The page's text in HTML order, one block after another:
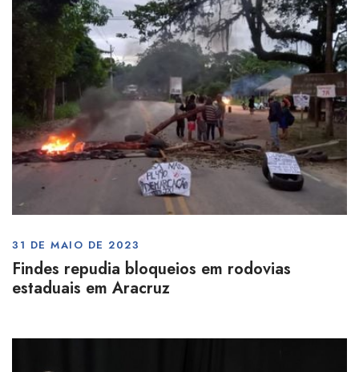
31 DE MAIO DE 2023
Findes repudia bloqueios em rodovias
estaduais em Aracruz